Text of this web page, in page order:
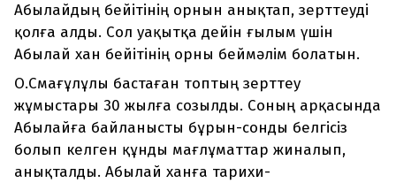
Абылайдың бейітінің орнын анықтап, зерттеуді
қолға алды. Сол уақытқа дейін ғылым үшін
Абылай хан бейітінің орны беймәлім болатын.
О.Смағұлұлы бастаған топтың зерттеу
жұмыстары 30 жылға созылды. Соның арқасында
Абылайға байланысты бұрын-сонды белгісіз
болып келген құнды мағлұматтар жиналып,
анықталды. Абылай ханға тарихи-